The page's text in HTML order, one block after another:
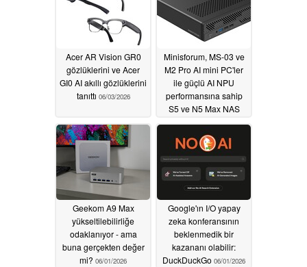
Acer AR Vision GR0
gözlüklerini ve Acer
GI0 AI akıllı gözlüklerini
tanıttı 06/03/2026
Minisforum, MS-03 ve
M2 Pro AI mini PC'ler
ile güçlü AI NPU
performansına sahip
S5 ve N5 Max NAS
06/02/2026
Geekom A9 Max
yükseltilebilirliğe
odaklanıyor - ama
buna gerçekten değer
mi? 06/01/2026
Google'ın I/O yapay
zeka konferansının
beklenmedik bir
kazananı olabilir:
DuckDuckGo 06/01/2026